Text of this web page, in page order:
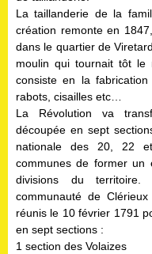
La taillanderie de la
création remonte en
dans le quartier de
moulin qui tournait tôt
consiste en la
rabots, cisailles etc…
La Révolution va
découpée en sept
nationale des 20, 22
communes de former un
divisions du
communauté de
réunis le 10 février 1791
en sept sections :
1 section des Volaizes